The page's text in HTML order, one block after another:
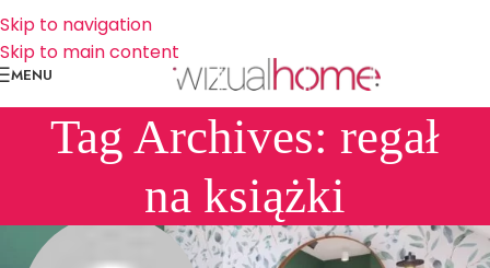
Skip to navigation
Skip to main content
MENU
Tag Archives: regał
na książki